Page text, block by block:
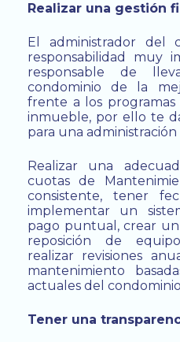
Realizar una gestión
El administrador del
responsabilidad muy
responsable de
condominio de la
frente a los
inmueble, por ello te
para una administración
Realizar una
cuotas de
consistente, tener
implementar un
pago puntual, crear
reposición de
realizar revisiones
mantenimiento
actuales del
Tener una